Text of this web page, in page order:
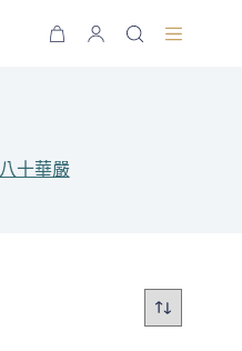
購
八十華嚴